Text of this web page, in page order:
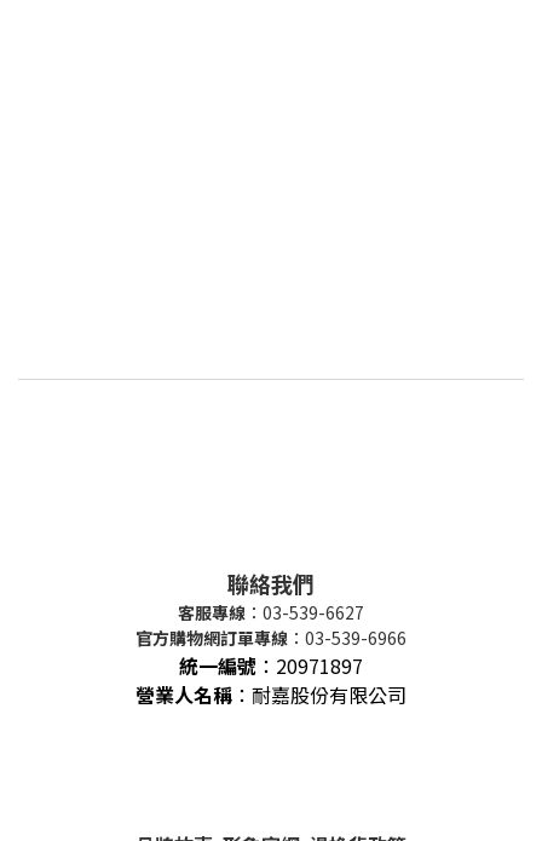
聯絡我們
客服專線 ：03-539-6627
官方購物網訂單專線 ：03-539-6966
統一編號 ： 20971897
營業人名稱 ：耐嘉股份有限公司